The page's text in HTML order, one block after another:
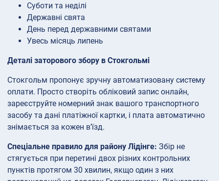
Суботи та неділі
Державні свята
День перед державними святами
Увесь місяць липень
Деталі заторового збору в Стокгольмі
Стокгольм пропонує зручну автоматизовану систему
оплати. Просто створіть обліковий запис онлайн,
зареєструйте номерний знак вашого транспортного
засобу та дані платіжної картки, і плата автоматично
знімається за кожен в’їзд.
Спеціальне правило для району Лідінге: Збір не
стягується при перетині двох різних контрольних
пунктів протягом 30 хвилин, якщо один з них